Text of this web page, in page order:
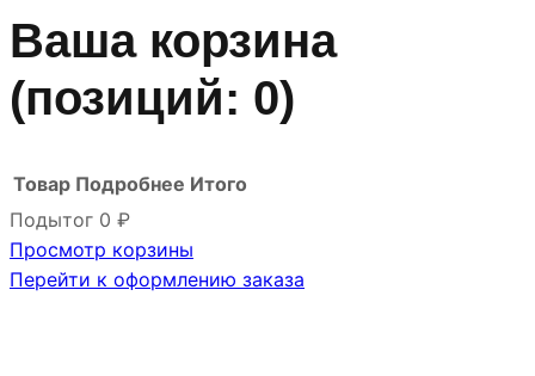
Ваша корзина
(позиций: 0)
Товары
Товар Подробнее Итого
Подытог 0 ₽
Просмотр корзины
Перейти к оформлению заказа